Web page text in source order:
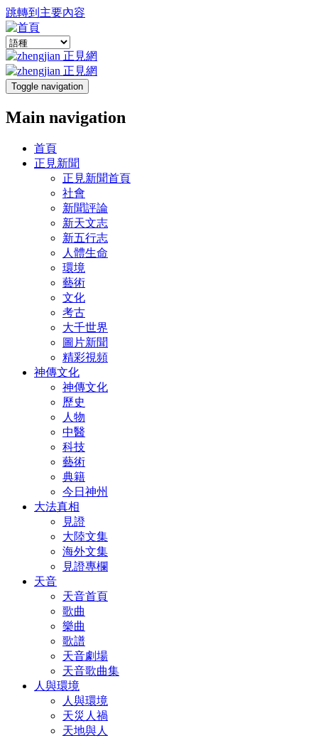
跳轉到主要內容
Toggle navigation
Main navigation
首頁
正見新聞
正見新聞首頁
社會
新聞評論
新天文志
新五行志
人體生命
環境
藝術
文化
考古
大千世界
圖片新聞
精彩視頻
神傳文化
神傳文化
歷史
人物
中醫
科技
藝術
典籍
今日神州
大法真相
見證
大陸文集
海外文集
見證專欄
天音
天音首頁
歌曲
樂曲
歌譜
天音劇場
天音歌曲集
人與環境
人與環境
天災人禍
天地與人